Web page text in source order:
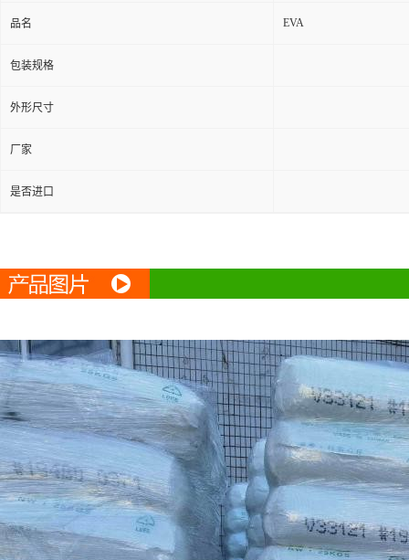
品名 EVA
包装规格
外形尺寸
厂家
是否进口